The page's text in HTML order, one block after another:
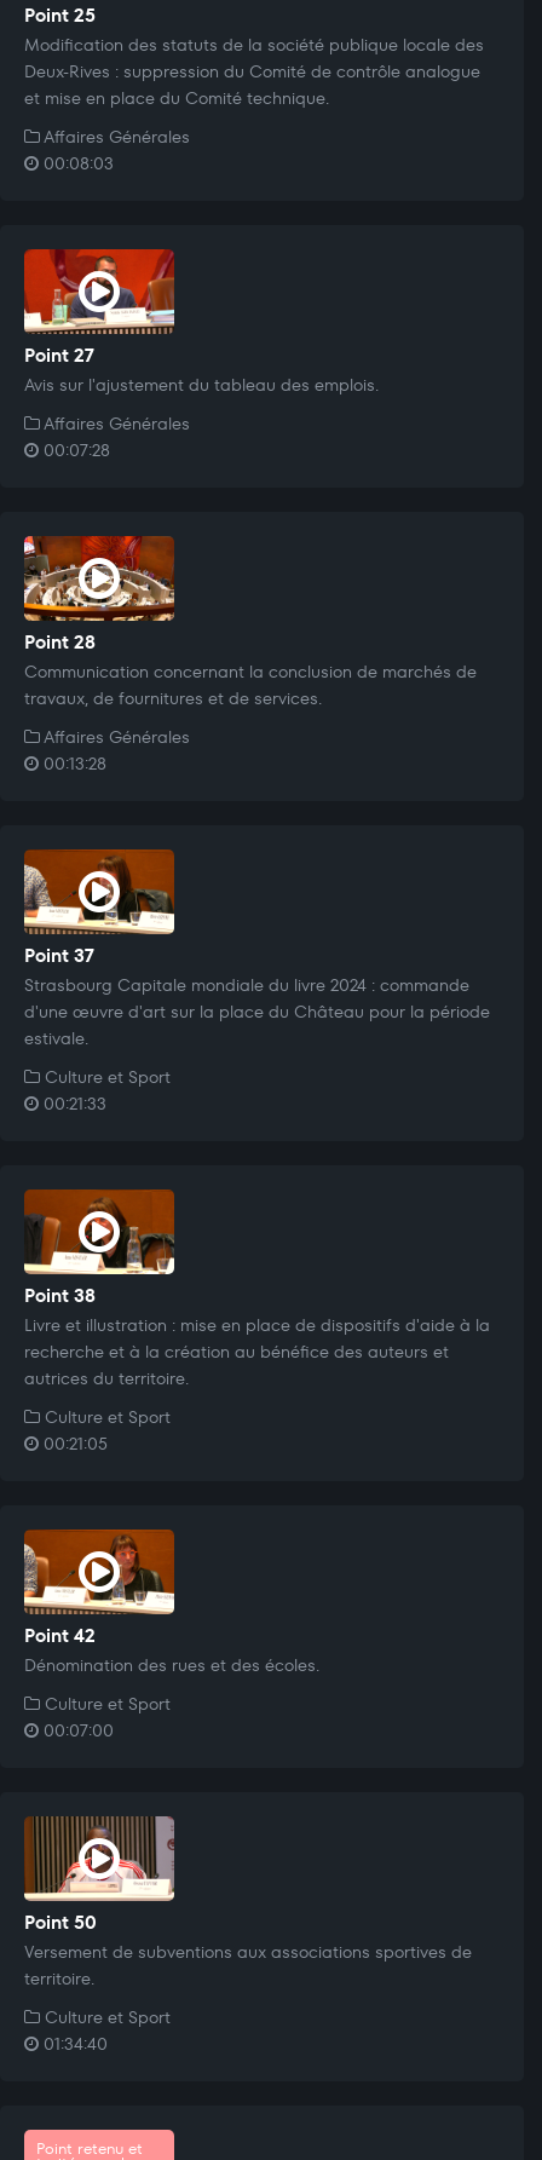
Point 25
Modification des statuts de la société publique locale des
Deux-Rives : suppression du Comité de contrôle analogue
et mise en place du Comité technique.
Affaires Générales
00:08:03
Point 27
Avis sur l'ajustement du tableau des emplois.
Affaires Générales
00:07:28
Point 28
Communication concernant la conclusion de marchés de
travaux, de fournitures et de services.
Affaires Générales
00:13:28
Point 37
Strasbourg Capitale mondiale du livre 2024 : commande
d'une œuvre d'art sur la place du Château pour la période
estivale.
Culture et Sport
00:21:33
Point 38
Livre et illustration : mise en place de dispositifs d'aide à la
recherche et à la création au bénéfice des auteurs et
autrices du territoire.
Culture et Sport
00:21:05
Point 42
Dénomination des rues et des écoles.
Culture et Sport
00:07:00
Point 50
Versement de subventions aux associations sportives de
territoire.
Culture et Sport
01:34:40
Point retenu et